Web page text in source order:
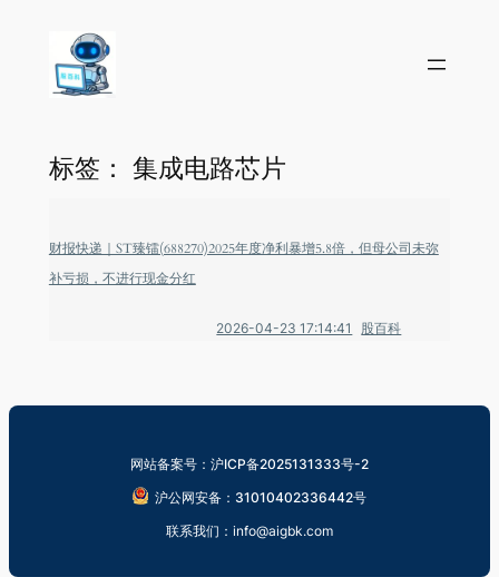
标签： 集成电路芯片
财报快递｜ST臻镭(688270)2025年度净利暴增5.8倍，但母公司未弥
补亏损，不进行现金分红
2026-04-23 17:14:41 股百科
网站备案号：沪ICP备2025131333号-2
沪公网安备：31010402336442号
联系我们：info@aigbk.com